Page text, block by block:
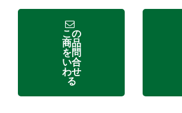
この
商品
を問
い合
わせ
る